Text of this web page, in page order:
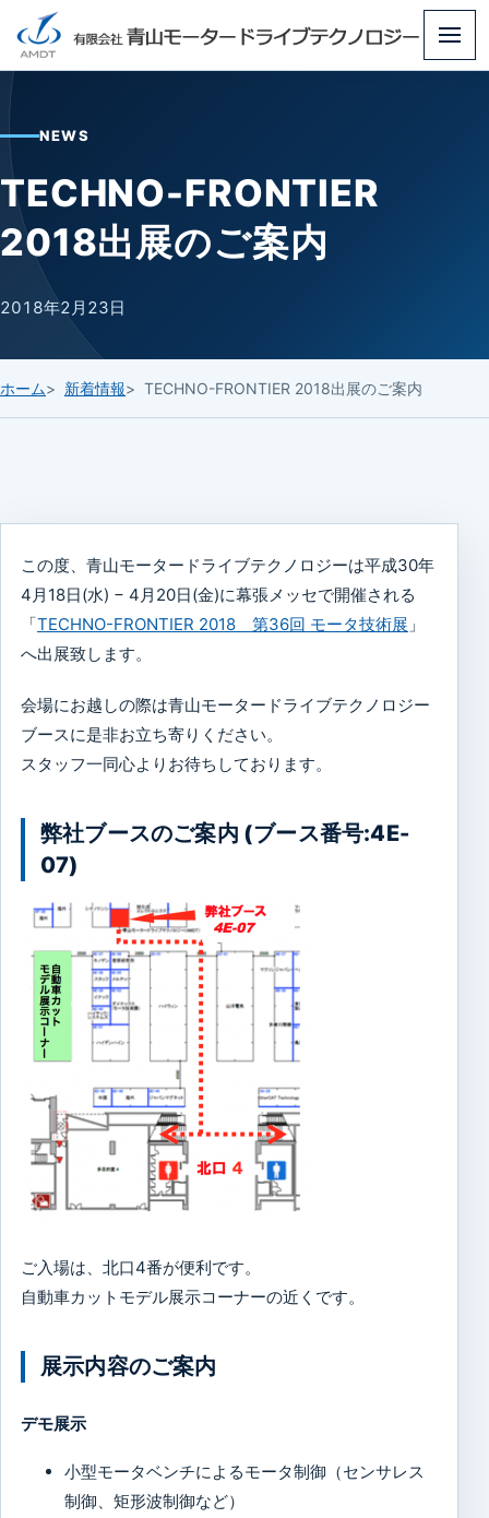
メ
NEWS
TECHNO-FRONTIER
2018出展のご案内
2018年2月23日
ホーム 新着情報 TECHNO-FRONTIER 2018出展のご案内
この度、青山モータードライブテクノロジーは平成30年
4月18日(水) − 4月20日(金)に幕張メッセで開催される
「TECHNO-FRONTIER 2018 第36回 モータ技術展 」
へ出展致します。
会場にお越しの際は青山モータードライブテクノロジー
ブースに是非お立ち寄りください。
スタッフ一同心よりお待ちしております。
弊社ブースのご案内 (ブース番号:4E-
07)
ご入場は、北口4番が便利です。
自動車カットモデル展示コーナーの近くです。
展示内容のご案内
デモ展示
小型モータベンチによるモータ制御（センサレス
制御、矩形波制御など）